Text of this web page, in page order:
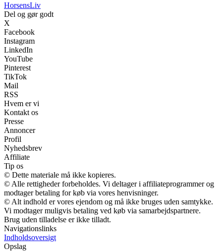
HorsensLiv
Del og gør godt
X
Facebook
Instagram
LinkedIn
YouTube
Pinterest
TikTok
Mail
RSS
Hvem er vi
Kontakt os
Presse
Annoncer
Profil
Nyhedsbrev
Affiliate
Tip os
© Dette materiale må ikke kopieres.
© Alle rettigheder forbeholdes. Vi deltager i affiliateprogrammer og
modtager betaling for køb via vores henvisninger.
© Alt indhold er vores ejendom og må ikke bruges uden samtykke.
Vi modtager muligvis betaling ved køb via samarbejdspartnere.
Brug uden tilladelse er ikke tilladt.
Navigationslinks
Indholdsoversigt
Opslag